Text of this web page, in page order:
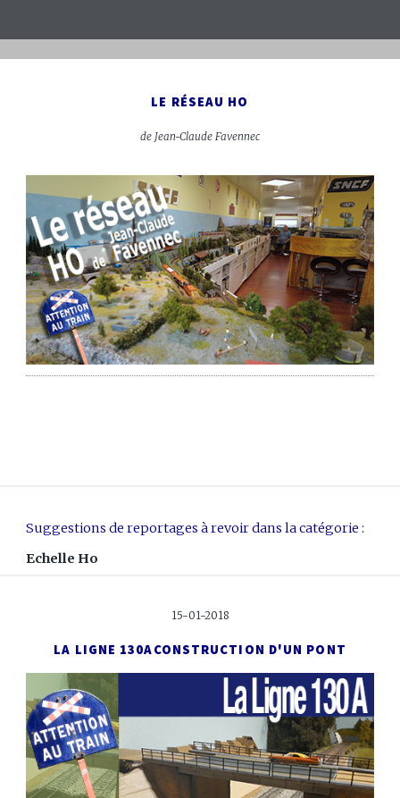
LE RÉSEAU HO
de Jean-Claude Favennec
Suggestions de reportages à revoir dans la catégorie :
Echelle Ho
15-01-2018
LA LIGNE 130ACONSTRUCTION D'UN PONT